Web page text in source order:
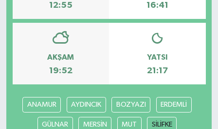
12:55 16:41
AKŞAM
19:52
YATSI
21:17
ANAMUR AYDINCIK BOZYAZI ERDEMLİ
GÜLNAR MERSİN MUT SİLİFKE